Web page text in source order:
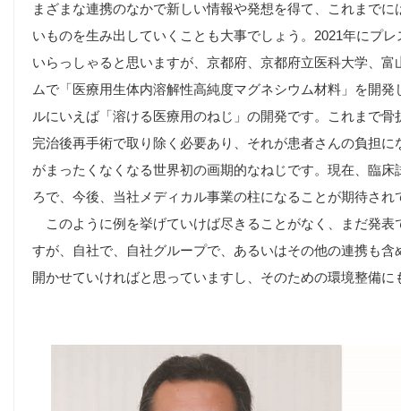
まざまな連携のなかで新しい情報や発想を得て、これまで
いものを生み出していくことも大事でしょう。2021年にプ
いらっしゃると思いますが、京都府、京都府立医科大学、
ムで「医療用生体内溶解性高純度マグネシウム材料」を開
ルにいえば「溶ける医療用のねじ」の開発です。これまで
完治後再手術で取り除く必要あり、それが患者さんの負担
がまったくなくなる世界初の画期的なねじです。現在、臨
ろで、今後、当社メディカル事業の柱になることが期待され
このように例を挙げていけば尽きることがなく、まだ発表
すが、自社で、自社グループで、あるいはその他の連携も
開かせていければと思っていますし、そのための環境整備に